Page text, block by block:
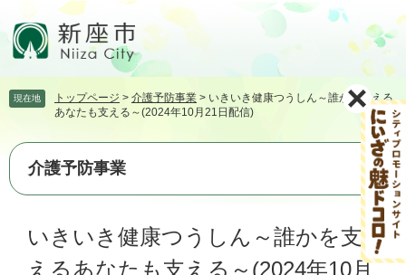
頭
す。
飛
て
本
現在地 トップページ > 介護予防事業 > いきいき健康つうしん～誰かを支える
あなたも支える～(2024年10月21日配信)
介護予防事業
いきいき健康つうしん～誰かを支
えるあなたも支える～(2024年10月